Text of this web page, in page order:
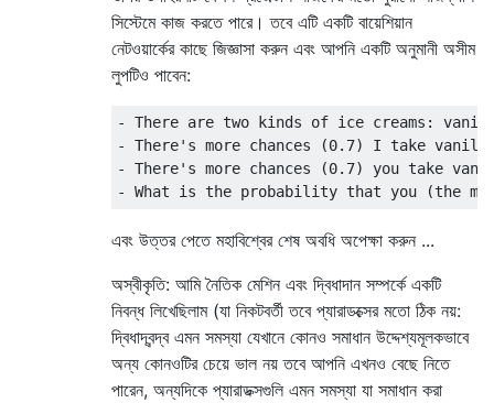
সিস্টেমে কাজ করতে পারে। তবে এটি একটি বায়েশিয়ান
নেটওয়ার্কের কাছে জিজ্ঞাসা করুন এবং আপনি একটি অনুমানী অসীম
লুপটিও পাবেন:
- There are two kinds of ice creams:
- There's more chances (0.7) I take
- There's more chances (0.7) you take
এবং উত্তর পেতে মহাবিশ্বের শেষ অবধি অপেক্ষা করুন ...
অস্বীকৃতি: আমি নৈতিক মেশিন এবং দ্বিধাদান সম্পর্কে একটি
নিবন্ধ লিখেছিলাম (যা নিকটবর্তী তবে প্যারাডক্সের মতো ঠিক নয়:
দ্বিধাদ্বন্দ্ব এমন সমস্যা যেখানে কোনও সমাধান উদ্দেশ্যমূলকভাবে
অন্য কোনওটির চেয়ে ভাল নয় তবে আপনি এখনও বেছে নিতে
পারেন, অন্যদিকে প্যারাডক্সগুলি এমন সমস্যা যা সমাধান করা